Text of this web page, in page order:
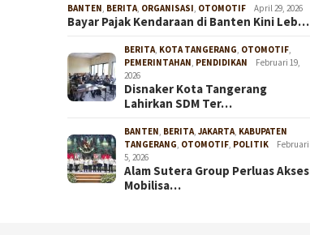
BANTEN, BERITA, ORGANISASI, OTOMOTIF April 29, 2026
Bayar Pajak Kendaraan di Banten Kini Leb…
BERITA, KOTA TANGERANG, OTOMOTIF,
PEMERINTAHAN, PENDIDIKAN
Februari 19,
2026
Disnaker Kota Tangerang
Lahirkan SDM Ter…
BANTEN, BERITA,JAKARTA, KABUPATEN
TANGERANG, OTOMOTIF, POLITIK
Februari
5, 2026
Alam Sutera Group Perluas Akses
Mobilisa…